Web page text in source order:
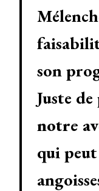
son
Juste de
notre
qui